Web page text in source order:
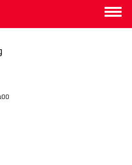
Toggle